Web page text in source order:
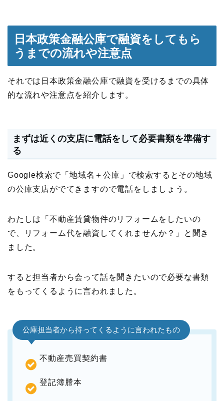
日本政策金融公庫で融資をしてもら
うまでの流れや注意点
それでは日本政策金融公庫で融資を受けるまでの具体
的な流れや注意点を紹介します。
まずは近くの支店に電話をして必要書類を準備す
る
Google検索で「地域名＋公庫」で検索するとその地域
の公庫支店がでてきますので電話をしましょう。
わたしは「不動産賃貸物件のリフォームをしたいの
で、リフォーム代を融資してくれませんか？」と聞き
ました。
すると担当者から会って話を聞きたいので必要な書類
をもってくるように言われました。
公庫担当者から持ってくるように言われたもの
不動産売買契約書
登記簿謄本